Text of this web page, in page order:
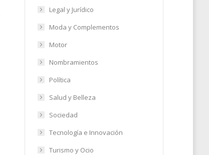
Legal y Jurídico
Moda y Complementos
Motor
Nombramientos
Política
Salud y Belleza
Sociedad
Tecnología e Innovación
Turismo y Ocio